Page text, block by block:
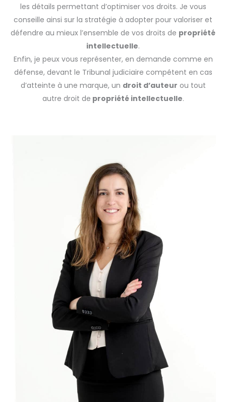
les détails permettant d’optimiser vos droits. Je vous
conseille ainsi sur la stratégie à adopter pour valoriser et
défendre au mieux l’ensemble de vos droits de propriété
intellectuelle.
Enfin, je peux vous représenter, en demande comme en
défense, devant le Tribunal judiciaire compétent en cas
d’atteinte à une marque, un droit d’auteur ou tout
autre droit de propriété intellectuelle.